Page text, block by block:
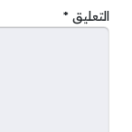
التعليق *